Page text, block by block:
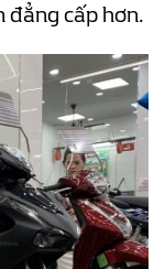
đẳng cấp hơn.